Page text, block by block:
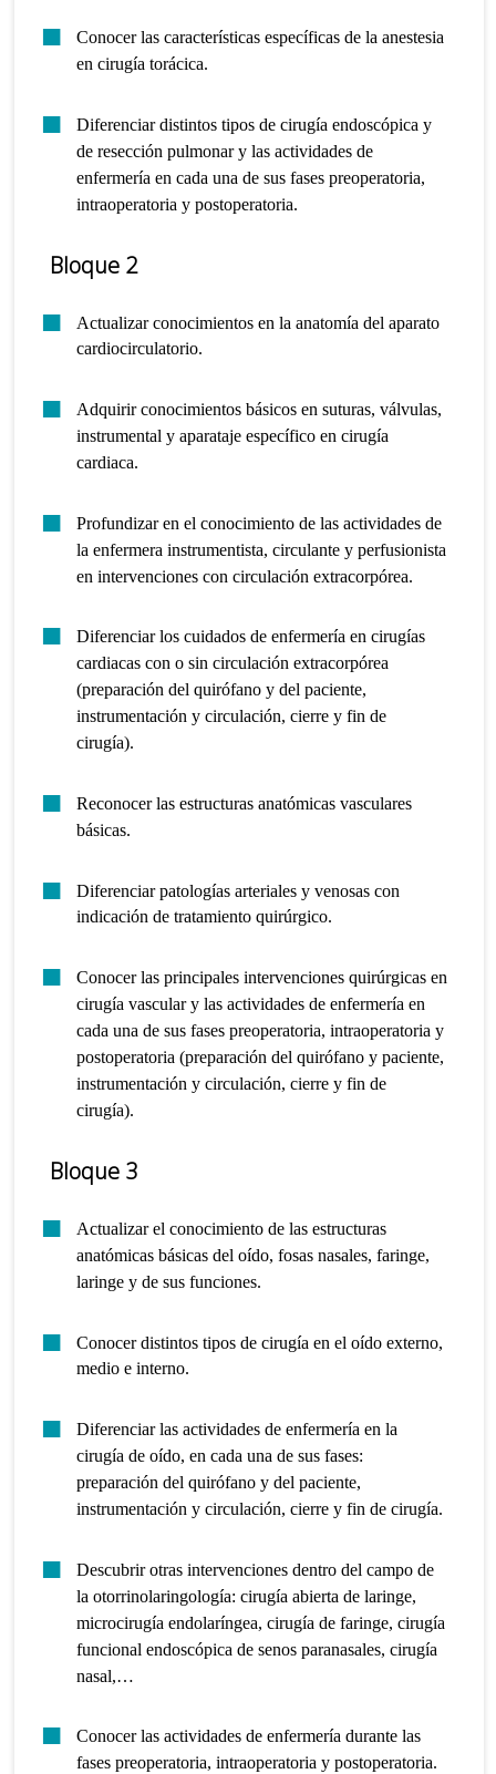
Conocer las características específicas de la anestesia
en cirugía torácica.
Diferenciar distintos tipos de cirugía endoscópica y
de resección pulmonar y las actividades de
enfermería en cada una de sus fases preoperatoria,
intraoperatoria y postoperatoria.
Bloque 2
Actualizar conocimientos en la anatomía del aparato
cardiocirculatorio.
Adquirir conocimientos básicos en suturas, válvulas,
instrumental y aparataje específico en cirugía
cardiaca.
Profundizar en el conocimiento de las actividades de
la enfermera instrumentista, circulante y perfusionista
en intervenciones con circulación extracorpórea.
Diferenciar los cuidados de enfermería en cirugías
cardiacas con o sin circulación extracorpórea
(preparación del quirófano y del paciente,
instrumentación y circulación, cierre y fin de
cirugía).
Reconocer las estructuras anatómicas vasculares
básicas.
Diferenciar patologías arteriales y venosas con
indicación de tratamiento quirúrgico.
Conocer las principales intervenciones quirúrgicas en
cirugía vascular y las actividades de enfermería en
cada una de sus fases preoperatoria, intraoperatoria y
postoperatoria (preparación del quirófano y paciente,
instrumentación y circulación, cierre y fin de
cirugía).
Bloque 3
Actualizar el conocimiento de las estructuras
anatómicas básicas del oído, fosas nasales, faringe,
laringe y de sus funciones.
Conocer distintos tipos de cirugía en el oído externo,
medio e interno.
Diferenciar las actividades de enfermería en la
cirugía de oído, en cada una de sus fases:
preparación del quirófano y del paciente,
instrumentación y circulación, cierre y fin de cirugía.
Descubrir otras intervenciones dentro del campo de
la otorrinolaringología: cirugía abierta de laringe,
microcirugía endolaríngea, cirugía de faringe, cirugía
funcional endoscópica de senos paranasales, cirugía
nasal,…
Conocer las actividades de enfermería durante las
fases preoperatoria, intraoperatoria y postoperatoria.